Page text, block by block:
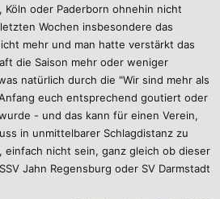
Spielermaterial um seine
dass wusste man aber schon bei
wir ist sowieso klar, hier dürfen wir
die tolle Arbeit bedanken, Klos hat eine
sich.
Köln oder Paderborn ohnehin nicht
Wochen insbesondere das
mehr und man hatte verstärkt das
die Saison mehr oder weniger
natürlich durch die "Wir sind mehr als
euch entsprechend goutiert oder
- und das kann für einen Verein,
in unmittelbarer Schlagdistanz zu
nicht sein, ganz gleich ob dieser
Jahn Regensburg oder SV Darmstadt